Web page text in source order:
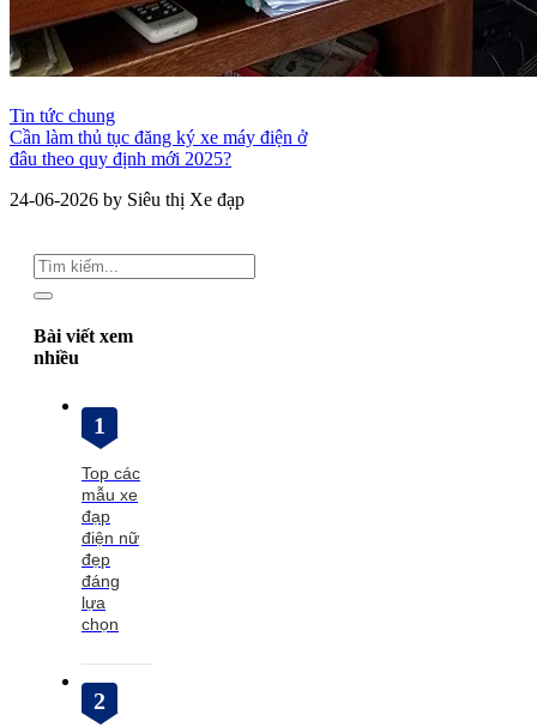
Tin tức chung
Cần làm thủ tục đăng ký xe máy điện ở
đâu theo quy định mới 2025?
24-06-2026 by Siêu thị Xe đạp
Bài viết xem
nhiều
1
Top các
mẫu xe
đạp
điện nữ
đẹp
đáng
lựa
chọn
2